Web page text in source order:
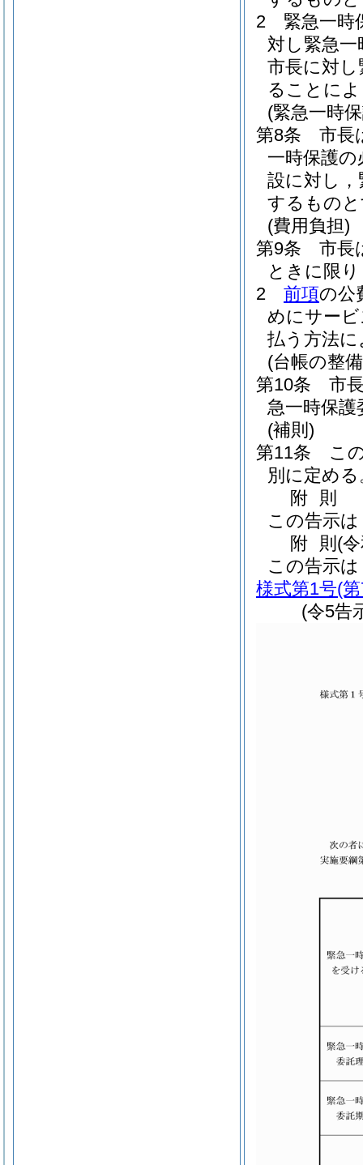
2
緊急一時
対し緊急一
市長に対し
ることに
(緊急一時
第8条
市長
一時保護
設に対し，
するもの
(費用負担)
第9条
市長
ときに限
2
前項の公
めにサー
払う方法
(台帳の整
第10条
市
急一時保護
(補則)
第11条
こ
別に定める
附 則
この告示
附 則 (
この告示
様式第1号(
(令5告